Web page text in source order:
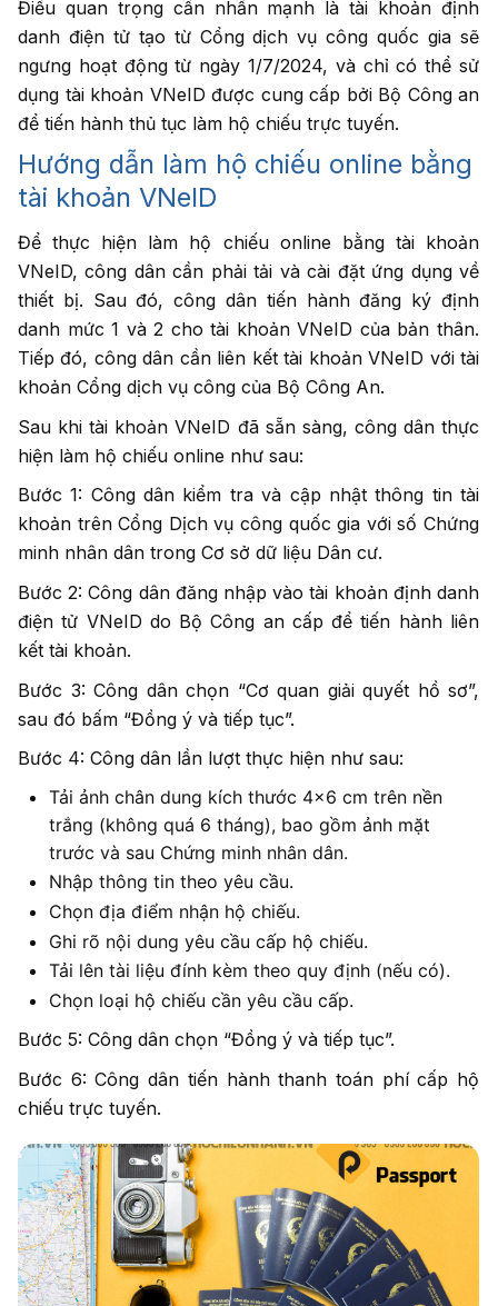
Điều quan trọng cần nhấn mạnh là tài khoản định
danh điện tử tạo từ Cổng dịch vụ công quốc gia sẽ
ngưng hoạt động từ ngày 1/7/2024, và chỉ có thể sử
dụng tài khoản VNeID được cung cấp bởi Bộ Công an
để tiến hành thủ tục làm hộ chiếu trực tuyến.
Hướng dẫn làm hộ chiếu online bằng
tài khoản VNeID
Để thực hiện làm hộ chiếu online bằng tài khoản
VNeID, công dân cần phải tải và cài đặt ứng dụng về
thiết bị. Sau đó, công dân tiến hành đăng ký định
danh mức 1 và 2 cho tài khoản VNeID của bản thân.
Tiếp đó, công dân cần liên kết tài khoản VNeID với tài
khoản Cổng dịch vụ công của Bộ Công An.
Sau khi tài khoản VNeID đã sẵn sàng, công dân thực
hiện làm hộ chiếu online như sau:
Bước 1: Công dân kiểm tra và cập nhật thông tin tài
khoản trên Cổng Dịch vụ công quốc gia với số Chứng
minh nhân dân trong Cơ sở dữ liệu Dân cư.
Bước 2: Công dân đăng nhập vào tài khoản định danh
điện tử VNeID do Bộ Công an cấp để tiến hành liên
kết tài khoản.
Bước 3: Công dân chọn “Cơ quan giải quyết hồ sơ”,
sau đó bấm “Đồng ý và tiếp tục”.
Bước 4: Công dân lần lượt thực hiện như sau:
Tải ảnh chân dung kích thước 4×6 cm trên nền
trắng (không quá 6 tháng), bao gồm ảnh mặt
trước và sau Chứng minh nhân dân.
Nhập thông tin theo yêu cầu.
Chọn địa điểm nhận hộ chiếu.
Ghi rõ nội dung yêu cầu cấp hộ chiếu.
Tải lên tài liệu đính kèm theo quy định (nếu có).
Chọn loại hộ chiếu cần yêu cầu cấp.
Bước 5: Công dân chọn “Đồng ý và tiếp tục”.
Bước 6: Công dân tiến hành thanh toán phí cấp hộ
chiếu trực tuyến.